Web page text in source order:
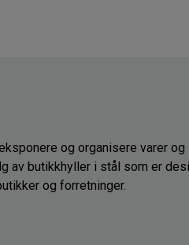
og organisere varer og
av butikkhyller i stål som er
og forretninger.